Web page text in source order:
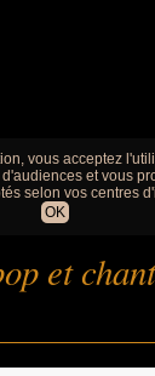
vous acceptez
et vous
selon vos centres
OK
et